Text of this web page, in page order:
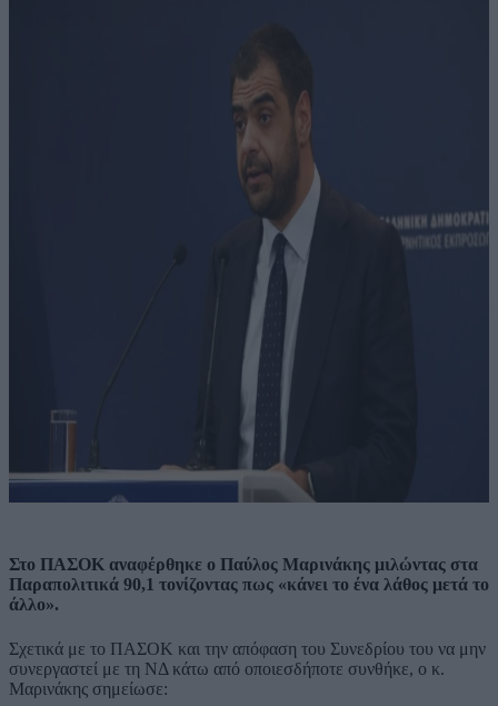
Στο ΠΑΣΟΚ αναφέρθηκε ο Παύλος Μαρινάκης μιλώντας στα
Παραπολιτικά 90,1 τονίζοντας πως «κάνει το ένα λάθος μετά το
άλλο».
Σχετικά με το ΠΑΣΟΚ και την απόφαση του Συνεδρίου του να μην
συνεργαστεί με τη ΝΔ κάτω από οποιεσδήποτε συνθήκε, ο κ.
Μαρινάκης σημείωσε: